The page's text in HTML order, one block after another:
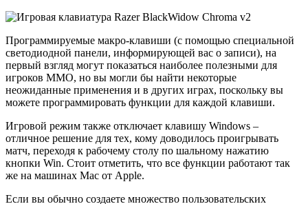
Программируемые макро-клавиши (с помощью специальной
светодиодной панели, информирующей вас о записи), на
первый взгляд могут показаться наиболее полезными для
игроков MMO, но вы могли бы найти некоторые
неожиданные применения и в других играх, поскольку вы
можете программировать функции для каждой клавиши.
Игровой режим также отключает клавишу Windows –
отличное решение для тех, кому доводилось проигрывать
матч, переходя к рабочему столу по шальному нажатию
кнопки Win. Стоит отметить, что все функции работают так
же на машинах Mac от Apple.
Если вы обычно создаете множество пользовательских